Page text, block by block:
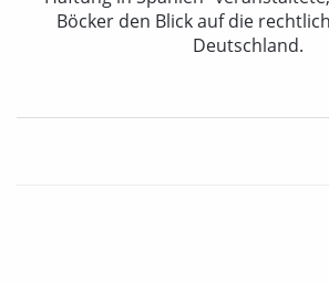
Böcker den Blick auf die
Deutschland.